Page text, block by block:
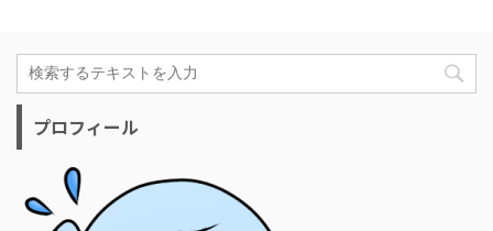
プロフィール